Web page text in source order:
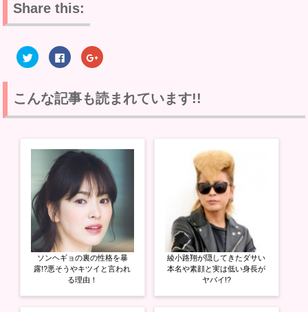
Share this:
ク
リ
て
T
i
新
し
い
ウ
ィ
ン
ド
ウ
で
開
す
F
a
o
o
で
る
ッ
ク
し
く
だ
さ
い
(
新
し
い
ウ
ク
リ
て
G
o
で
共
有
(
新
し
い
ウ
ィ
ン
ド
ウ
で
開
す
こんな記事も読まれています!!
ソンヘギョの裏の性格を暴
露!?悪そうやキツイと言われ
る理由！
綾小路翔が隠してきたダサい
本名や素顔と実は低い身長が
ヤバイ!?